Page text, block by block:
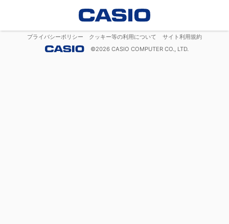
プライバシーポリシー クッキー等の利用について
サイト利用規約
©2026 CASIO COMPUTER CO., LTD.